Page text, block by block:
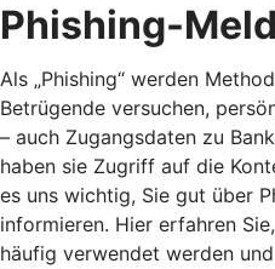
Phishing-
Als „Phishing“ werden
Betrügende versuchen,
– auch Zugangsdaten zu
haben sie Zugriff auf die
es uns wichtig, Sie gut über
informieren. Hier erfahren
häufig verwendet werden